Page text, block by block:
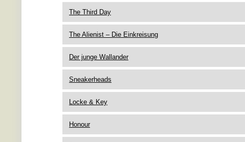
The Third Day
The Alienist – Die Einkreisung
Der junge Wallander
Sneakerheads
Locke & Key
Honour